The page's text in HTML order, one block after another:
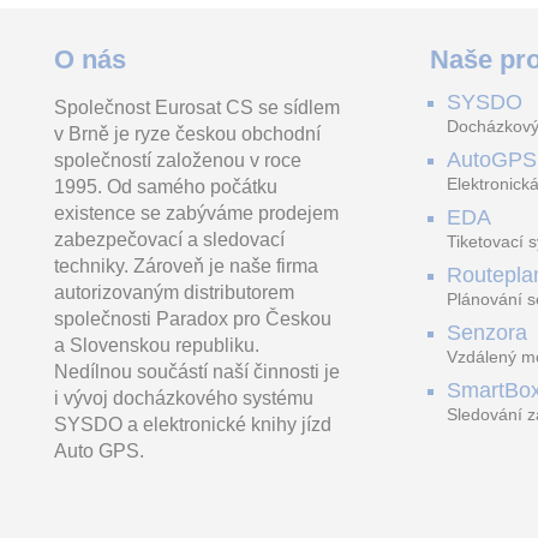
O nás
Společnost Eurosat CS se sídlem
v Brně je ryze českou obchodní
společností založenou v roce
1995. Od samého počátku
existence se zabýváme prodejem
zabezpečovací a sledovací
techniky. Zároveň je naše firma
autorizovaným distributorem
společnosti Paradox pro Českou
a Slovenskou republiku.
Nedílnou součástí naší činnosti je
i vývoj docházkového systému
SYSDO a elektronické knihy jízd
Auto GPS.
Naše
SYSDO
AutoGPS
EDA
Tiketovací
Plánování
Senzora
Vzdálený
Sledování